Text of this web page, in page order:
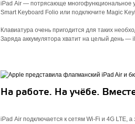
iPad Air — потрясающе многофункциональное
Smart Keyboard Folio или подключите Magic
Клавиатура очень пригодится для таких
Заряда аккумулятора хватит на целый день —
На работе. На учёбе.
iPad Air подключается к сетям Wi‑Fi и 4G LTE,